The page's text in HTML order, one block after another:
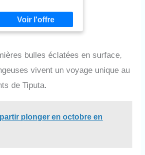
bulles éclatées en surface,
vivent un voyage unique au
de Tiputa.
plonger en octobre en